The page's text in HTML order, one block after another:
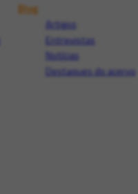
Blog
Artigos
Entrevistas
Notícias
Destaques do acervo